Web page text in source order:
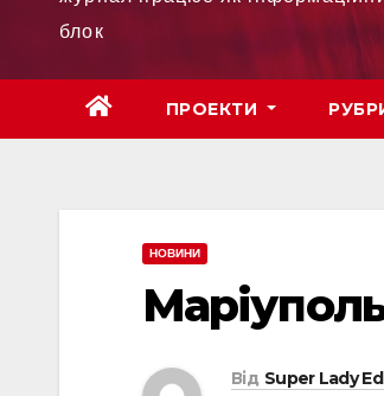
блок
ПРОЕКТИ
НОВИНИ
Від Super Lady